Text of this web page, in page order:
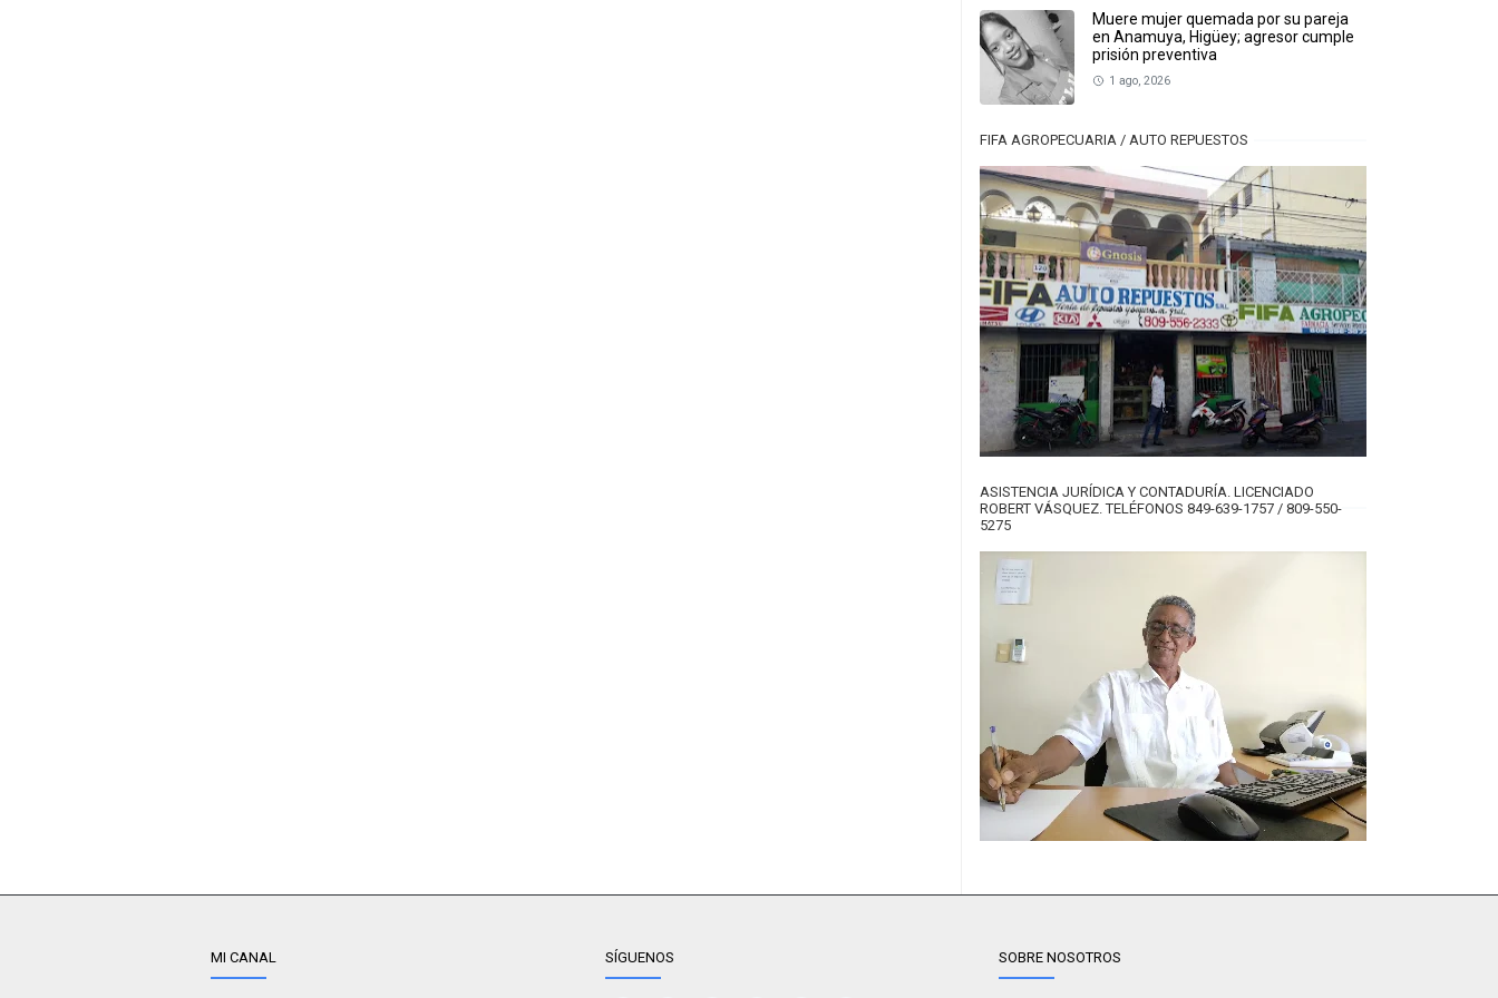
Muere mujer quemada por su pareja
en Anamuya, Higüey; agresor cumple
prisión preventiva
1 ago, 2026
FIFA AGROPECUARIA / AUTO REPUESTOS
ASISTENCIA JURÍDICA Y CONTADURÍA. LICENCIADO
ROBERT VÁSQUEZ. TELÉFONOS 849-639-1757 / 809-550-
5275
MI CANAL SÍGUENOS SOBRE NOSOTROS